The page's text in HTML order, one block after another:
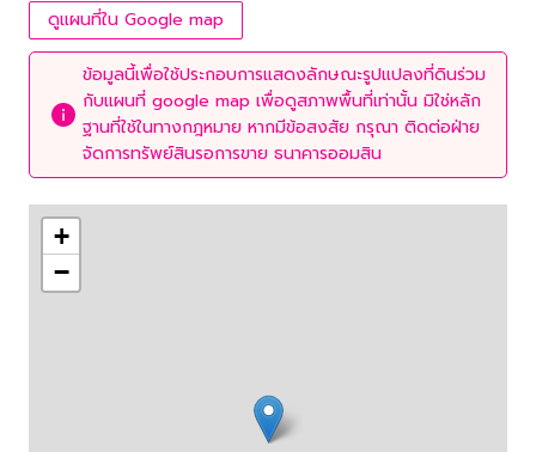
ดูแผนที่ใน Google map
ข้อมูลนี้เพื่อใช้ประกอบการแสดงลักษณะรูปแปลงที่ดินร่วม
กับแผนที่ google map เพื่อดูสภาพพื้นที่เท่านั้น มิใช่หลัก
ฐานที่ใช้ในทางกฎหมาย หากมีข้อสงสัย กรุณา ติดต่อฝ่าย
จัดการทรัพย์สินรอการขาย ธนาคารออมสิน
+
−